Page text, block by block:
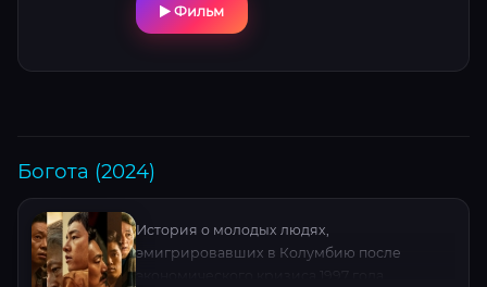
Фильм
Богота (2024)
История о молодых людях,
эмигрировавших в Колумбию после